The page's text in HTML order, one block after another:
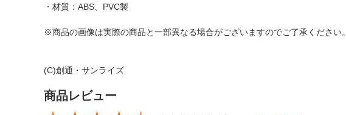
・材質：ABS、PVC製
※商品の画像は実際の商品と一部異なる場合がございますのでご了承ください。
(C)創通・サンライズ
商品レビュー